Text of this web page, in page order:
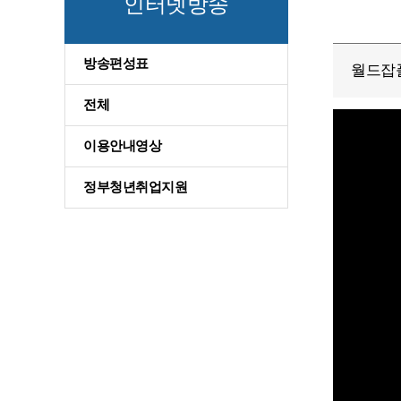
방송편성표
전체
이용안내영상
정부청년취업지원
월드잡